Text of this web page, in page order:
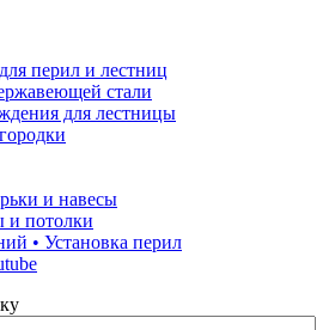
перил и лестниц
стали
для лестницы
и навесы
и потолки
• Установка перил